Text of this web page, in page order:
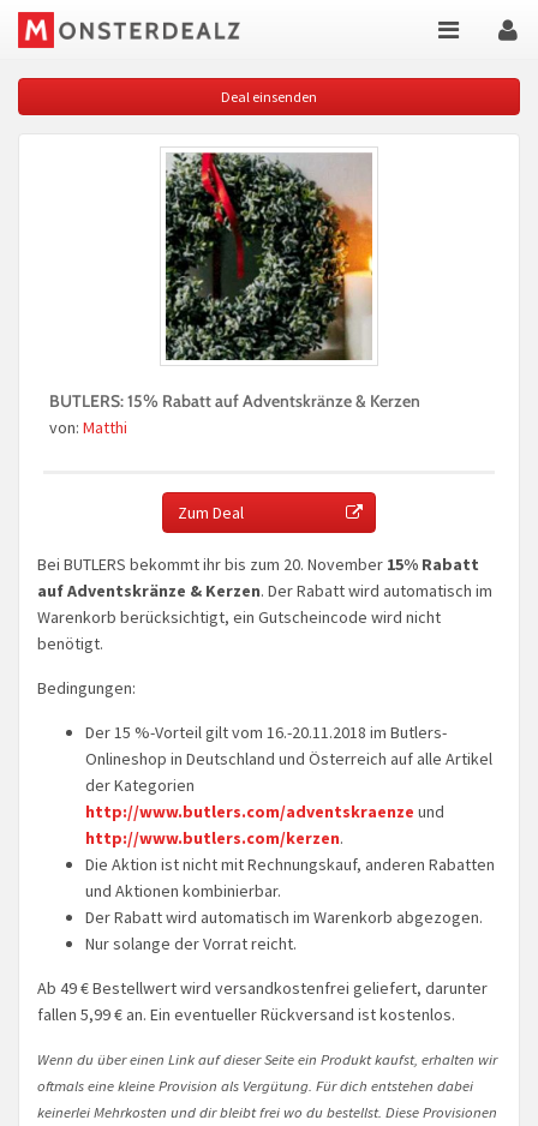
Deal einsenden
BUTLERS: 15% Rabatt auf Adventskränze & Kerzen
von: Matthi
Zum Deal
Bei BUTLERS bekommt ihr bis zum 20. November 15% Rabatt
auf Adventskränze & Kerzen. Der Rabatt wird automatisch im
Warenkorb berücksichtigt, ein Gutscheincode wird nicht
benötigt.
Bedingungen:
Der 15 %-Vorteil gilt vom 16.-20.11.2018 im Butlers-
Onlineshop in Deutschland und Österreich auf alle Artikel
der Kategorien
http://www.butlers.com/adventskraenze und
http://www.butlers.com/kerzen.
Die Aktion ist nicht mit Rechnungskauf, anderen Rabatten
und Aktionen kombinierbar.
Der Rabatt wird automatisch im Warenkorb abgezogen.
Nur solange der Vorrat reicht.
Ab 49 € Bestellwert wird versandkostenfrei geliefert, darunter
fallen 5,99 € an. Ein eventueller Rückversand ist kostenlos.
Wenn du über einen Link auf dieser Seite ein Produkt kaufst, erhalten wir
oftmals eine kleine Provision als Vergütung. Für dich entstehen dabei
keinerlei Mehrkosten und dir bleibt frei wo du bestellst. Diese Provisionen